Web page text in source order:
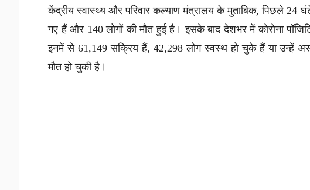
केंद्रीय स्वास्थ्य और परिवार कल्याण मंत्रालय के मुताबिक, पिछले 24
गए हैं और 140 लोगों की मौत हुई है। इसके बाद देशभर में कोरोना
इनमें से 61,149 सक्रिय हैं, 42,298 लोग स्वस्थ हो चुके हैं या उन्हें
मौत हो चुकी है।